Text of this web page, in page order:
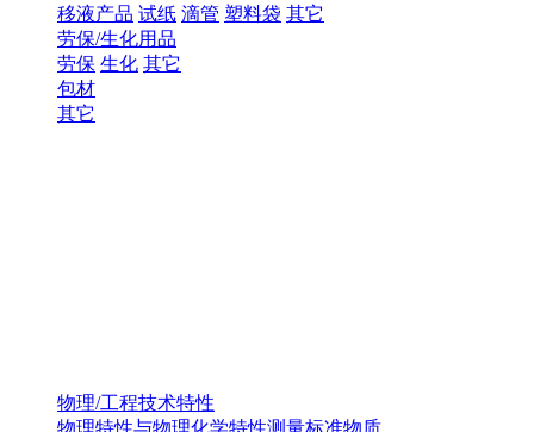
移液产品 试纸 滴管 塑料袋 其它
劳保/生化用品
劳保 生化 其它
包材
其它
物理/工程技术特性
物理特性与物理化学特性测量标准物质